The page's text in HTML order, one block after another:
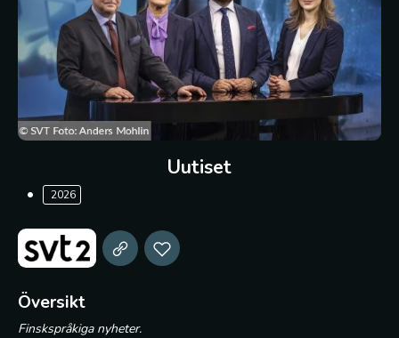
Uutiset
2026
Översikt
Finskspråkiga nyheter.